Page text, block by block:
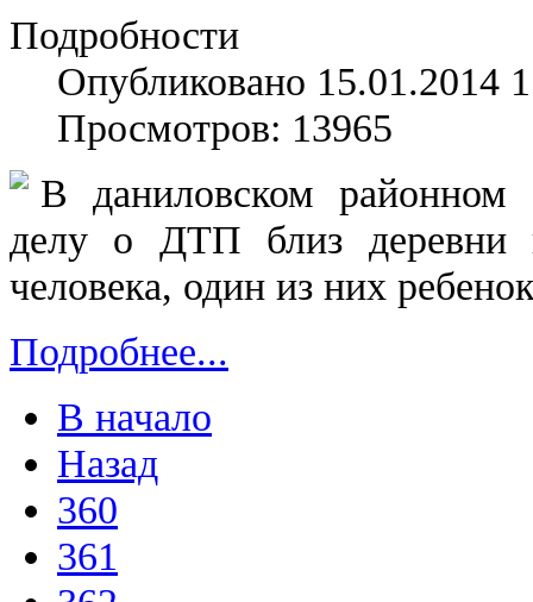
Подробности
Опубликовано 15.01.2014
Просмотров: 13965
В даниловском
делу о ДТП близ деревни
человека, один из них
Подробнее...
В начало
Назад
360
361